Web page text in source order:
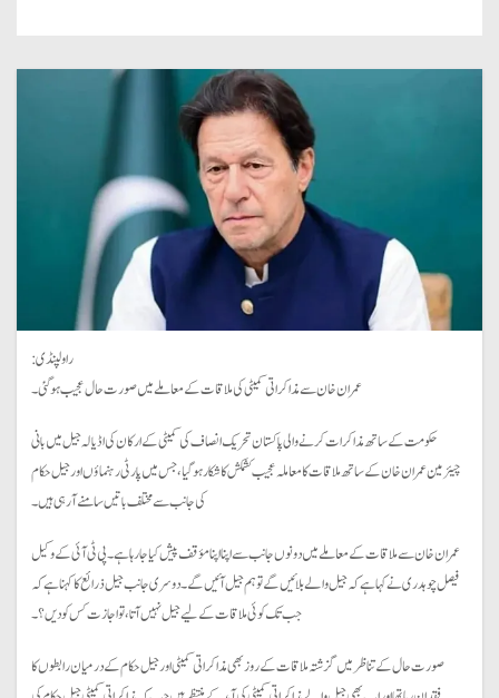
راولپنڈی:
عمران خان سے مذاکراتی کمیٹی کی ملاقات کے معاملے میں صورت حال عجیب ہو گئی۔
حکومت کے ساتھ مذاکرات کرنےو الی پاکستان تحریک انصاف کی کمیٹی کے ارکان کی اڈیالہ جیل میں بانی
چیئرمین عمران خان کے ساتھ ملاقات کا معاملہ عجیب کشمکش کا شکار ہوگیا، جس میں پارٹی رہنماؤں اور جیل حکام
کی جانب سے مختلف باتیں سامنے آ رہی ہیں۔
عمران خان سے ملاقات کے معاملے میں دونوں جانب سے اپنا اپنا مؤقف پیش کیا جا رہا ہے۔ پی ٹی آئی کے وکیل
فیصل چوہدری نے کہا ہے کہ جیل والے بلائیں گے تو ہم جیل آئیں گے۔ دوسری جانب جیل ذرائع کا کہنا ہے کہ
جب تک کوئی ملاقات کے لیے جیل نہیں آتا، تو اجازت کس کو دیں؟۔
صورت حال کے تناظر میں گزشتہ ملاقات کے روز بھی مذاکراتی کمیٹی اور جیل حکام کے درمیان رابطوں کا